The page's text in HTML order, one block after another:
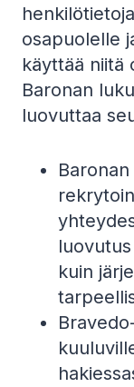
osapuolelle
käyttää niitä
Baronan
luovuttaa
kuin